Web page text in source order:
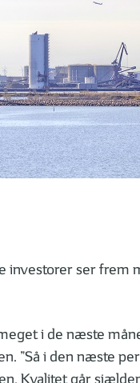
investorer ser
i de næste
”Så i den næste
Kvalitet går